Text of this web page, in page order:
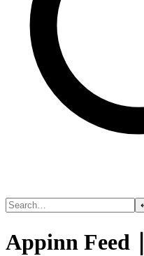
Appinn Feed